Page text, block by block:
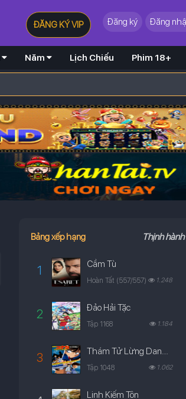
ĐĂNG KÝ VIP Đăng ký Đăng
Năm Lịch Chiếu Phim 18+
Bảng xếp hạng Thịnh hành
1 Cầm Tù
Hoàn Tất (557/557) 1.248
2 Đảo Hải Tặc
Tập 1168 1.184
3 Thám Tử Lừng Danh Conan
Tập 1048 1.062
Linh Kiếm Tôn